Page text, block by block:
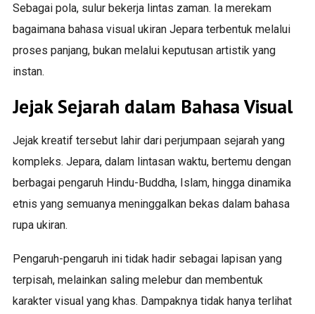
Sebagai pola, sulur bekerja lintas zaman. Ia merekam
bagaimana bahasa visual ukiran Jepara terbentuk melalui
proses panjang, bukan melalui keputusan artistik yang
instan.
Jejak Sejarah dalam Bahasa Visual
Jejak kreatif tersebut lahir dari perjumpaan sejarah yang
kompleks. Jepara, dalam lintasan waktu, bertemu dengan
berbagai pengaruh Hindu-Buddha, Islam, hingga dinamika
etnis yang semuanya meninggalkan bekas dalam bahasa
rupa ukiran.
Pengaruh-pengaruh ini tidak hadir sebagai lapisan yang
terpisah, melainkan saling melebur dan membentuk
karakter visual yang khas. Dampaknya tidak hanya terlihat